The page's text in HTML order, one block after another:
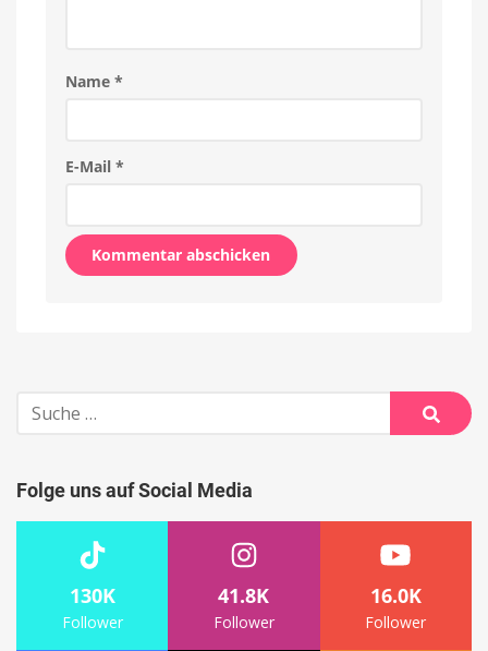
Name *
E-Mail *
Suche
nach:
Suche
Folge uns auf Social Media
130K
Follower
41.8K
Follower
16.0K
Follower